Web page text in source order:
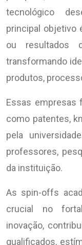
tecnológico
principal objetivo
ou resultados
transformando
produtos,
Essas empresas
como patentes,
pela
professores,
da instituição.
As spin-offs
crucial no
inovação,
qualificados,